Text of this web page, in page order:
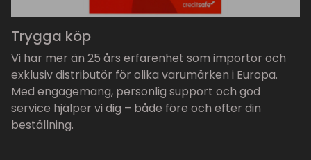
Trygga köp
Vi har mer än 25 års erfarenhet som importör och
exklusiv distributör för olika varumärken i Europa.
Med engagemang, personlig support och god
service hjälper vi dig – både före och efter din
beställning.